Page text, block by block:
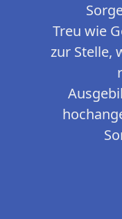
Treu wie
zur Stelle,